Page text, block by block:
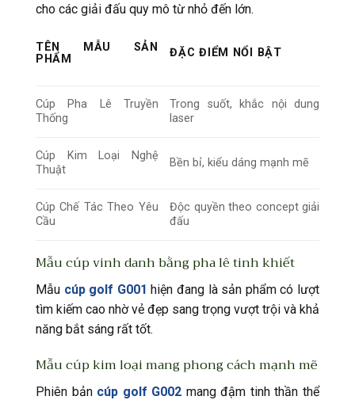
cho các giải đấu quy mô từ nhỏ đến lớn.
TÊN MẪU SẢN
PHẨM
ĐẶC ĐIỂM NỔI BẬT
Cúp Pha Lê Truyền
Thống
Trong suốt, khắc nội dung
laser
Cúp Kim Loại Nghệ
Thuật
Bền bỉ, kiểu dáng mạnh mẽ
Cúp Chế Tác Theo Yêu
Cầu
Độc quyền theo concept giải
đấu
Mẫu cúp vinh danh bằng pha lê tinh khiết
Mẫu cúp golf G001 hiện đang là sản phẩm có lượt
tìm kiếm cao nhờ vẻ đẹp sang trọng vượt trội và khả
năng bắt sáng rất tốt.
Mẫu cúp kim loại mang phong cách mạnh mẽ
Phiên bản cúp golf G002 mang đậm tinh thần thể